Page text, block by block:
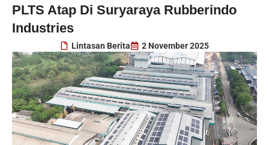
PLTS Atap Di Suryaraya Rubberindo
Industries
Lintasan Berita 2 November 2025